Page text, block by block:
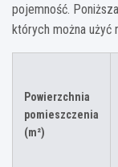
pojemność.
których można użyć
Powierzchnia
pomieszczenia
(m²)